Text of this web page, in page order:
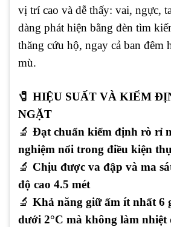
vị trí cao và dễ thấy: vai, ngực,
dàng phát hiện bằng đèn tìm
thăng cứu hộ, ngay cả ban đêm
mù.
🧷 HIỆU SUẤT VÀ KIỂM
NGẶT
🔬 Đạt chuẩn kiểm định rò rỉ
nghiệm nổi trong điều kiện
🔬 Chịu được va đập và ma
độ cao 4.5 mét
🔬 Khả năng giữ ấm ít nhất 6
dưới 2°C mà không làm nhiệt